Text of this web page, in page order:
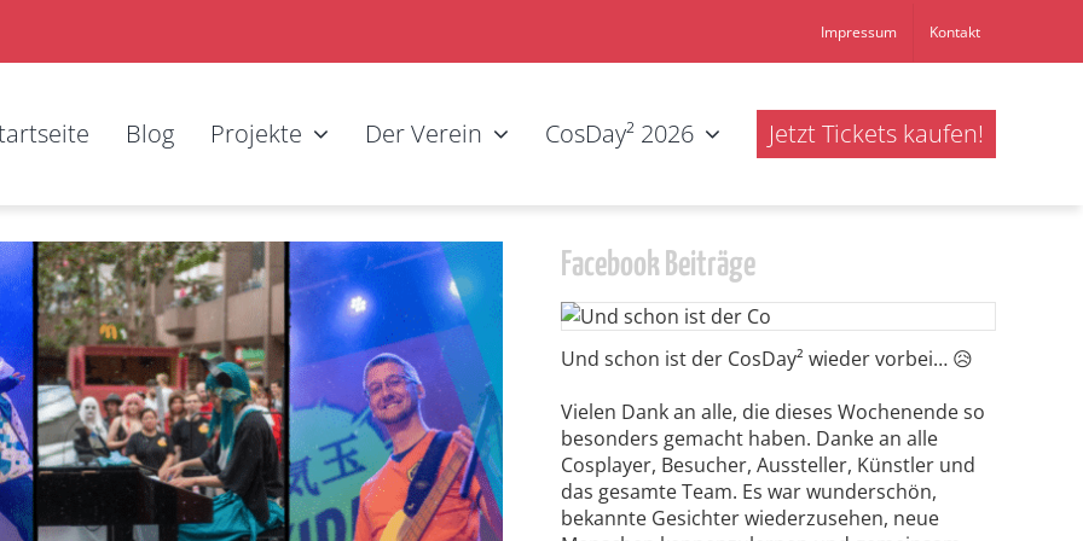
Impressum Kontakt
Blog Projekte Der Verein CosDay² 2026 Jetzt Tickets kaufen!
Facebook Beiträge
Und schon ist der CosDay² wieder vorbei… 😥
Vielen Dank an alle, die dieses Wochenende so
besonders gemacht haben. Danke an alle
Cosplayer, Besucher, Aussteller, Künstler und
das gesamte Team. Es war wunderschön,
bekannte Gesichter wiederzusehen, neue